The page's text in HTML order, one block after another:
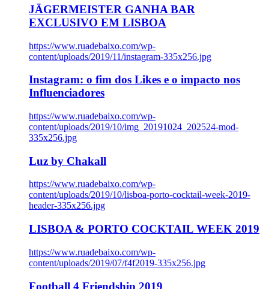
JÄGERMEISTER GANHA BAR
EXCLUSIVO EM LISBOA
https://www.ruadebaixo.com/wp-
content/uploads/2019/11/instagram-335x256.jpg
Instagram: o fim dos Likes e o impacto nos
Influenciadores
https://www.ruadebaixo.com/wp-
content/uploads/2019/10/img_20191024_202524-mod-
335x256.jpg
Luz by Chakall
https://www.ruadebaixo.com/wp-
content/uploads/2019/10/lisboa-porto-cocktail-week-2019-
header-335x256.jpg
LISBOA & PORTO COCKTAIL WEEK 2019
https://www.ruadebaixo.com/wp-
content/uploads/2019/07/f4f2019-335x256.jpg
Football 4 Friendship 2019